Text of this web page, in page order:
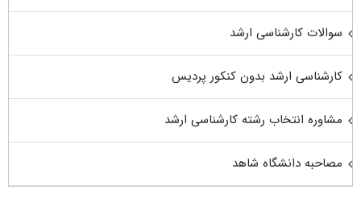
سوالات کارشناسی ارشد
کارشناسی ارشد بدون کنکور پردیس
مشاوره انتخاب رشته کارشناسی ارشد
مصاحبه دانشگاه شاهد